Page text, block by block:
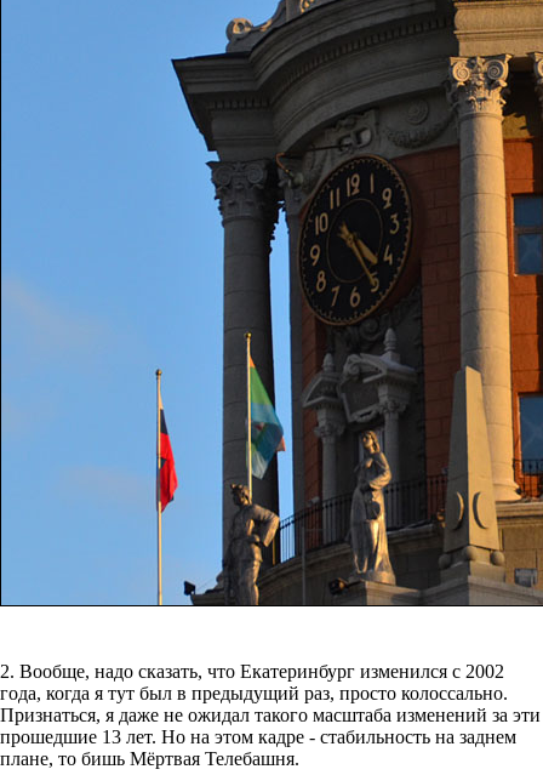
2. Вообще, надо сказать, что Екатеринбург изменился с 2002
года, когда я тут был в предыдущий раз, просто колоссально.
Признаться, я даже не ожидал такого масштаба изменений за эти
прошедшие 13 лет. Но на этом кадре - стабильность на заднем
плане, то бишь Мёртвая Телебашня.